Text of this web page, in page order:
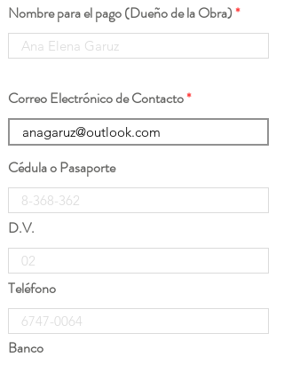
Nombre para el pago (Dueño de la Obra)
Correo Electrónico de Contacto
Cédula o Pasaporte
D.V.
Teléfono
Banco